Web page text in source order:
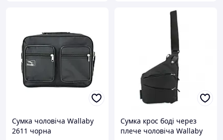
Сумка чоловіча Wallaby
2611 чорна
Сумка крос боді через
плече чоловіча Wallaby